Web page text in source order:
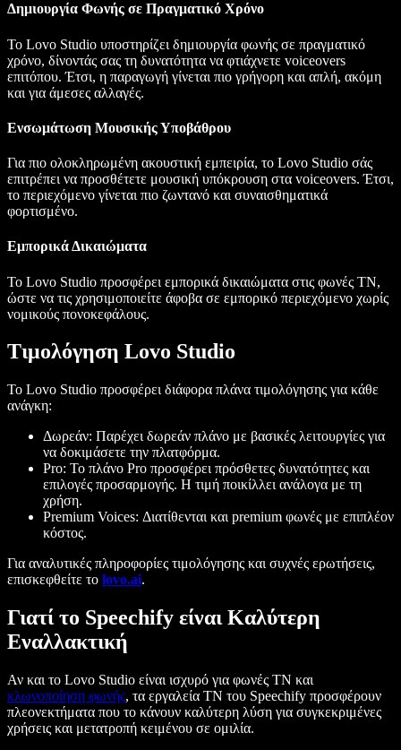
Δημιουργία Φωνής σε Πραγματικό Χρόνο
Το Lovo Studio υποστηρίζει δημιουργία φωνής σε πραγματικό
χρόνο, δίνοντάς σας τη δυνατότητα να φτιάχνετε voiceovers
επιτόπου. Έτσι, η παραγωγή γίνεται πιο γρήγορη και απλή, ακόμη
και για άμεσες αλλαγές.
Ενσωμάτωση Μουσικής Υποβάθρου
Για πιο ολοκληρωμένη ακουστική εμπειρία, το Lovo Studio σάς
επιτρέπει να προσθέτετε μουσική υπόκρουση στα voiceovers. Έτσι,
το περιεχόμενο γίνεται πιο ζωντανό και συναισθηματικά
φορτισμένο.
Εμπορικά Δικαιώματα
Το Lovo Studio προσφέρει εμπορικά δικαιώματα στις φωνές ΤΝ,
ώστε να τις χρησιμοποιείτε άφοβα σε εμπορικό περιεχόμενο χωρίς
νομικούς πονοκεφάλους.
Τιμολόγηση Lovo Studio
Το Lovo Studio προσφέρει διάφορα πλάνα τιμολόγησης για κάθε
ανάγκη:
Δωρεάν: Παρέχει δωρεάν πλάνο με βασικές λειτουργίες για
να δοκιμάσετε την πλατφόρμα.
Pro: Το πλάνο Pro προσφέρει πρόσθετες δυνατότητες και
επιλογές προσαρμογής. Η τιμή ποικίλλει ανάλογα με τη
χρήση.
Premium Voices: Διατίθενται και premium φωνές με επιπλέον
κόστος.
Για αναλυτικές πληροφορίες τιμολόγησης και συχνές ερωτήσεις,
επισκεφθείτε το lovo.ai.
Γιατί το Speechify είναι Καλύτερη
Εναλλακτική
Αν και το Lovo Studio είναι ισχυρό για φωνές ΤΝ και
κλωνοποίηση φωνής, τα εργαλεία ΤΝ του Speechify προσφέρουν
πλεονεκτήματα που το κάνουν καλύτερη λύση για συγκεκριμένες
χρήσεις και μετατροπή κειμένου σε ομιλία.